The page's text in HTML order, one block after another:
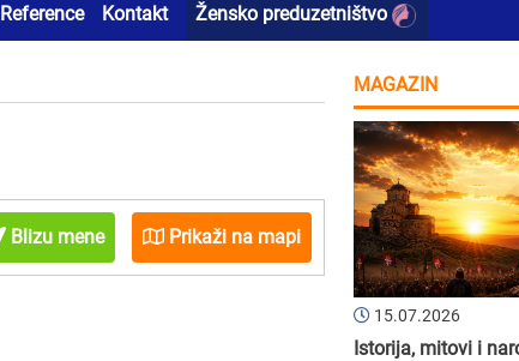
Reference Kontakt Žensko preduzetništvo
Blizu mene Prikaži na mapi
MAGAZIN
15.07.2026
Istorija, mitovi i